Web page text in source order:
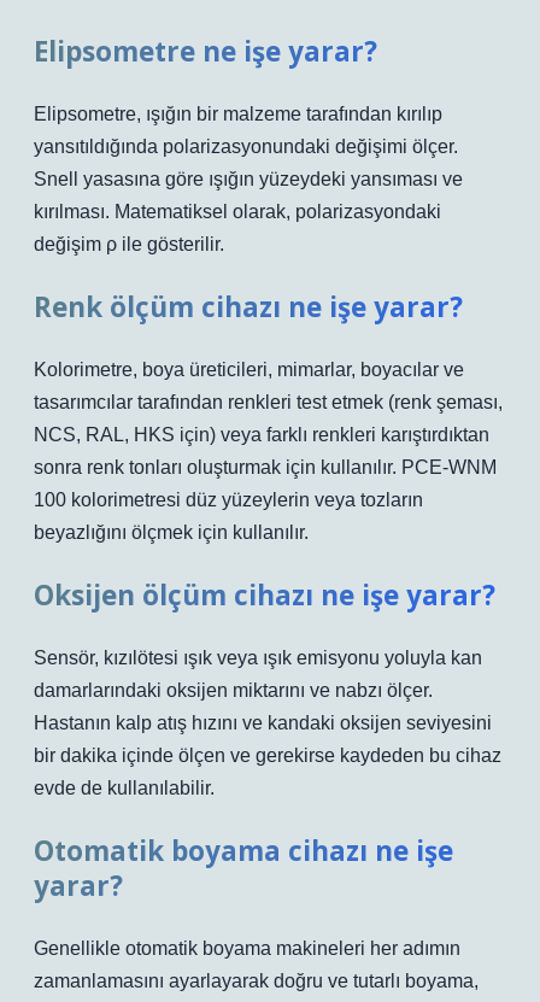
Elipsometre ne işe yarar?
Elipsometre, ışığın bir malzeme tarafından kırılıp
yansıtıldığında polarizasyonundaki değişimi ölçer.
Snell yasasına göre ışığın yüzeydeki yansıması ve
kırılması. Matematiksel olarak, polarizasyondaki
değişim ρ ile gösterilir.
Renk ölçüm cihazı ne işe yarar?
Kolorimetre, boya üreticileri, mimarlar, boyacılar ve
tasarımcılar tarafından renkleri test etmek (renk şeması,
NCS, RAL, HKS için) veya farklı renkleri karıştırdıktan
sonra renk tonları oluşturmak için kullanılır. PCE-WNM
100 kolorimetresi düz yüzeylerin veya tozların
beyazlığını ölçmek için kullanılır.
Oksijen ölçüm cihazı ne işe yarar?
Sensör, kızılötesi ışık veya ışık emisyonu yoluyla kan
damarlarındaki oksijen miktarını ve nabzı ölçer.
Hastanın kalp atış hızını ve kandaki oksijen seviyesini
bir dakika içinde ölçen ve gerekirse kaydeden bu cihaz
evde de kullanılabilir.
Otomatik boyama cihazı ne işe
yarar?
Genellikle otomatik boyama makineleri her adımın
zamanlamasını ayarlayarak doğru ve tutarlı boyama,